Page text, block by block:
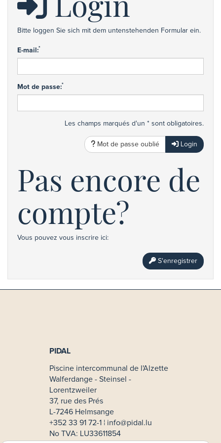
Bitte loggen Sie sich mit dem untenstehenden Formular ein.
E-mail:*
Mot de passe:*
Les champs marqués d'un * sont obligatoires.
Mot de passe oublié Login
Pas encore de
compte?
Vous pouvez vous inscrire ici:
S'enregistrer
PIDAL
Piscine intercommunal de l'Alzette
Walferdange - Steinsel -
Lorentzweiler
37, rue des Prés
L-7246 Helmsange
+352 33 91 72-1 ¦ info@pidal.lu
No TVA: LU33611854